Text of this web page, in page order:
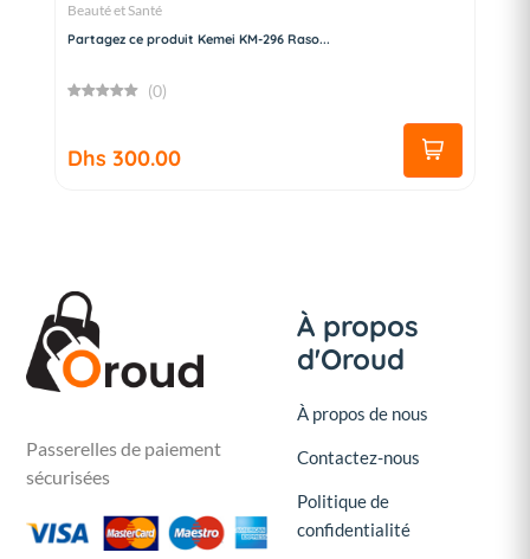
Beauté et Santé
Partagez ce produit Kemei KM-296 Raso...
(0)
Dhs 300.00
Passerelles de paiement
sécurisées
À propos
d'Oroud
À propos de nous
Contactez-nous
Politique de
confidentialité